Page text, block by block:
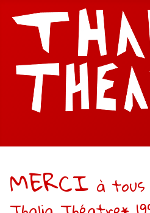
MERCI à tous